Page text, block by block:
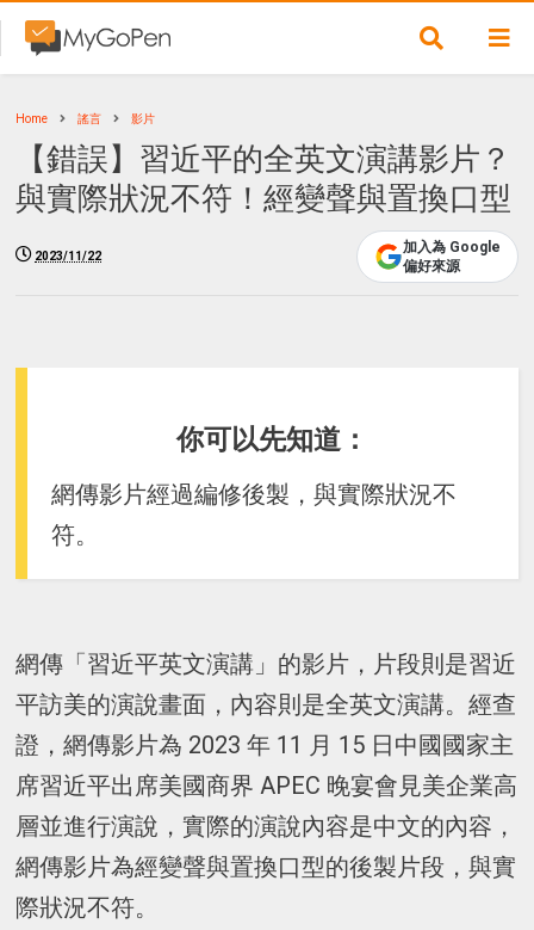
Home 謠言 影片
【錯誤】習近平的全英文演講影片？
與實際狀況不符！經變聲與置換口型
2023/11/22
加入為 Google
偏好來源
你可以先知道：
網傳影片經過編修後製，與實際狀況不
符。
網傳「習近平英文演講」的影片，片段則是習近
平訪美的演說畫面，內容則是全英文演講。經查
證，網傳影片為 2023 年 11 月 15 日中國國家主
席習近平出席美國商界 APEC 晚宴會見美企業高
層並進行演說，實際的演說內容是中文的內容，
網傳影片為經變聲與置換口型的後製片段，與實
際狀況不符。